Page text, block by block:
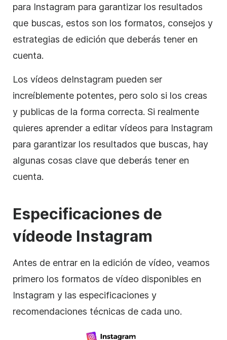
para Instagram para garantizar los resultados
que buscas, estos son los formatos, consejos y
estrategias de edición que deberás tener en
cuenta.
Los vídeos deInstagram pueden ser
increíblemente potentes, pero solo si los creas
y publicas de la forma correcta. Si realmente
quieres aprender a editar vídeos para Instagram
para garantizar los resultados que buscas, hay
algunas cosas clave que deberás tener en
cuenta.
Especificaciones de
vídeode Instagram
Antes de entrar en la edición de vídeo, veamos
primero los formatos de vídeo disponibles en
Instagram y las especificaciones y
recomendaciones técnicas de cada uno.